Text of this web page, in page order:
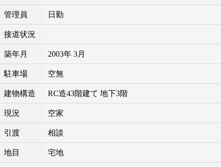
管理員 日勤
接道状況
築年月 2003年 3月
駐車場 空無
建物構造 RC造43階建て 地下3階
現況 空家
引渡 相談
地目 宅地